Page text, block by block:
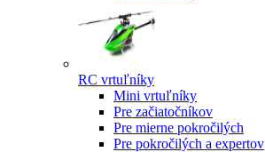
RC vrtuľníky
Mini vrtuľníky
Pre začiatočníkov
Pre mierne pokročilých
Pre pokročilých a expertov